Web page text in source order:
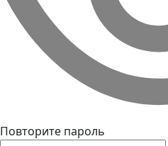
Повторите пароль